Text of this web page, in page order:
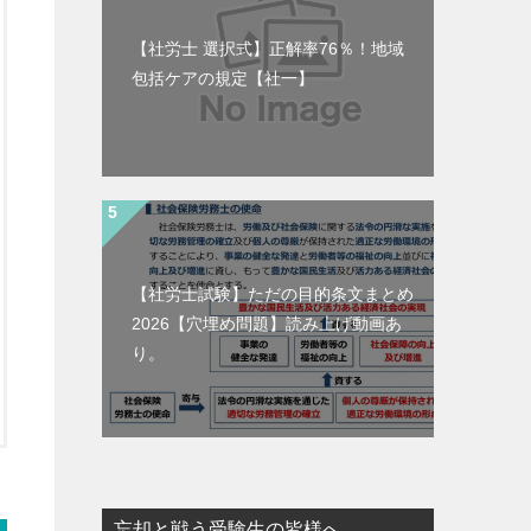
【社労士 選択式】正解率76％！地域
包括ケアの規定【社一】
【社労士試験】ただの目的条文まとめ
2026【穴埋め問題】読み上げ動画あ
り。